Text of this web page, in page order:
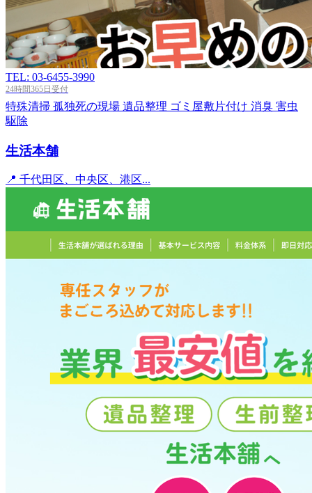
TEL: 03-6455-3990
24時間365日受付
特殊清掃 孤独死の現場 遺品整理 ゴミ屋敷片付け 消臭 害虫
駆除
生活本舗
📍 千代田区、中央区、港区...